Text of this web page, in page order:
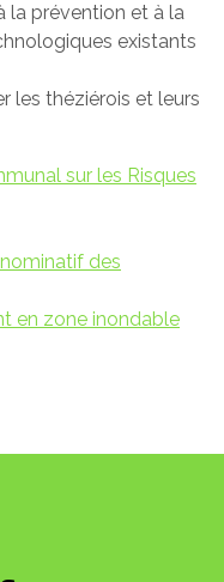
la prévention et à la
existants
les théziérois et leurs
sur les Risques
des
en zone inondable